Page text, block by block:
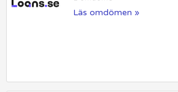
Läs omdömen »